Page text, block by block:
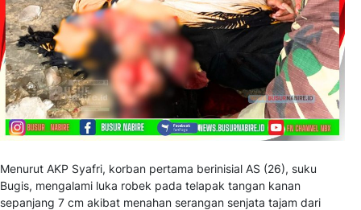
Menurut AKP Syafri, korban pertama berinisial AS (26), suku
Bugis, mengalami luka robek pada telapak tangan kanan
sepanjang 7 cm akibat menahan serangan senjata tajam dari